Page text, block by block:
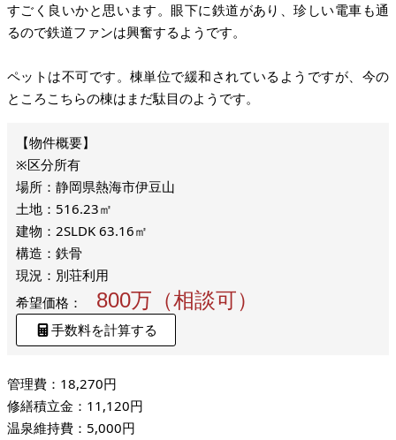
すごく良いかと思います。眼下に鉄道があり、珍しい電車も通
るので鉄道ファンは興奮するようです。
ペットは不可です。棟単位で緩和されているようですが、今の
ところこちらの棟はまだ駄目のようです。
※区分所有
場所：静岡県熱海市伊豆山
土地：516.23㎡
建物：2SLDK 63.16㎡
構造：鉄骨
現況：別荘利用
希望価格：
800万（相談可）
手数料を計算する
管理費：18,270円
修繕積立金：11,120円
温泉維持費：5,000円